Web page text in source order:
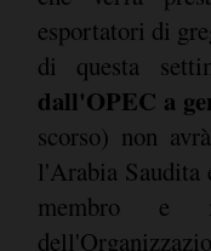
esportatori di
di questa
dall'OPEC a
scorso) non
l'Arabia Saudita
membro e